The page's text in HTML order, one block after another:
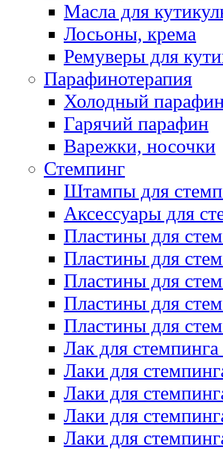
Масла для
Лосьоны, крема
Ремуверы для
Парафинотерапия
Холодный
Гарячий парафин
Варежки, носочки
Стемпинг
Штампы для
Аксессуары для
Пластины для
Пластины для
Пластины для
Пластины для
Пластины для
Лак для
Лаки для
Лаки для
Лаки для
Лаки для